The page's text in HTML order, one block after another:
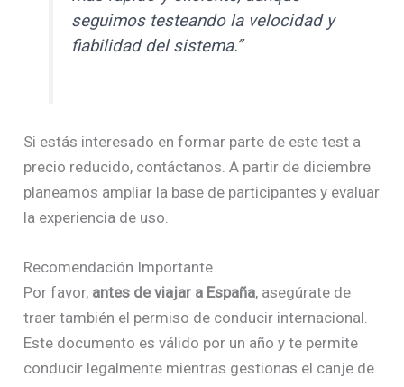
seguimos testeando la velocidad y
fiabilidad del sistema.”
Si estás interesado en formar parte de este test a
precio reducido, contáctanos. A partir de diciembre
planeamos ampliar la base de participantes y evaluar
la experiencia de uso.
Recomendación Importante
Por favor, antes de viajar a España, asegúrate de
traer también el permiso de conducir internacional.
Este documento es válido por un año y te permite
conducir legalmente mientras gestionas el canje de